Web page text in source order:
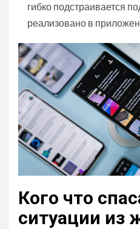
гибко подстраивается
реализовано в
Кого что
ситуации из